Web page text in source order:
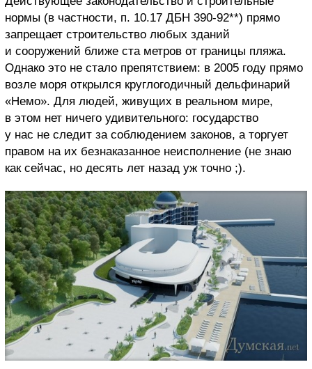
нормы (в частности, п. 10.17 ДБН 390-92**) прямо
запрещает строительство любых зданий
и сооружений ближе ста метров от границы пляжа.
Однако это не стало препятствием: в 2005 году прямо
возле моря открылся круглогодичный дельфинарий
«Немо». Для людей, живущих в реальном мире,
в этом нет ничего удивительного: государство
у нас не следит за соблюдением законов, а торгует
правом на их безнаказанное неисполнение (не знаю
как сейчас, но десять лет назад уж точно ;).